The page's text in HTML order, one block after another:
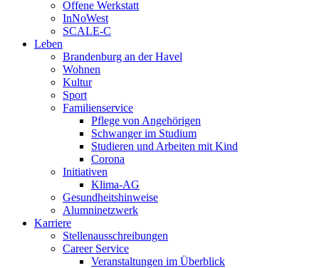
Offene Werkstatt
InNoWest
SCALE-C
Leben
Brandenburg an der Havel
Wohnen
Kultur
Sport
Familienservice
Pflege von Angehörigen
Schwanger im Studium
Studieren und Arbeiten mit Kind
Corona
Initiativen
Klima-AG
Gesundheitshinweise
Alumninetzwerk
Karriere
Stellenausschreibungen
Career Service
Veranstaltungen im Überblick